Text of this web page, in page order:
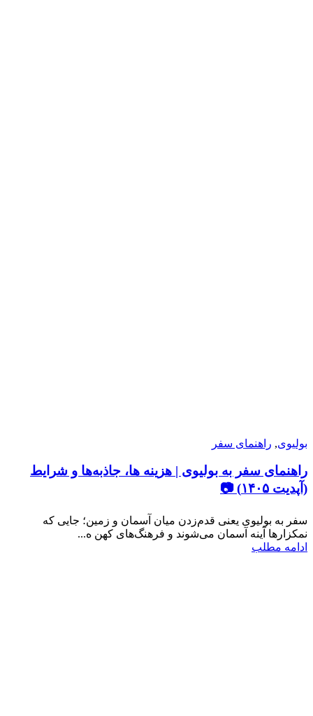
بولیوی, راهنمای سفر
راهنمای سفر به بولیوی | هزینه ها، جاذبه‌ها و شرایط
(آپدیت ۱۴۰۵) 📷
سفر به بولیوی یعنی قدم‌زدن میان آسمان و زمین؛ جایی که
نمکزارها آینه‌ آسمان می‌شوند و فرهنگ‌های کهن ه...
ادامه مطلب